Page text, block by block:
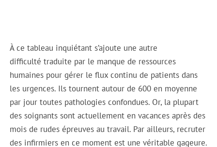
À ce tableau inquiétant s’ajoute une autre
difficulté traduite par le manque de ressources
humaines pour gérer le flux continu de patients dans
les urgences. Ils tournent autour de 600 en moyenne
par jour toutes pathologies confondues. Or, la plupart
des soignants sont actuellement en vacances après des
mois de rudes épreuves au travail. Par ailleurs, recruter
des infirmiers en ce moment est une véritable gageure.